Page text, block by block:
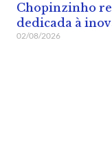
Chopinzinho
dedicada à
02/08/2026